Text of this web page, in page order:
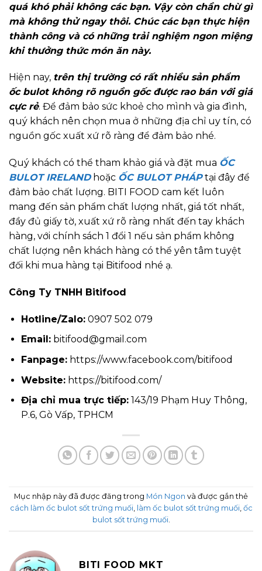
quá khó phải không các bạn. Vậy còn chần chừ gì
mà không thử ngay thôi. Chúc các bạn thực hiện
thành công và có những trải nghiệm ngon miệng
khi thưởng thức món ăn này.
Hiện nay, trên thị trường có rất nhiều sản phẩm
ốc bulot không rõ nguồn gốc được rao bán với giá
cực rẻ. Để đảm bảo sức khoẻ cho mình và gia đình,
quý khách nên chọn mua ở những địa chỉ uy tín, có
nguồn gốc xuất xứ rõ ràng để đảm bảo nhé.
Quý khách có thể tham khảo giá và đặt mua ỐC
BULOT IRELANDhoặc ỐC BULOT PHÁPtại đây để
đảm bảo chất lượng. BITI FOOD cam kết luôn
mang đến sản phẩm chất lượng nhất, giá tốt nhất,
đầy đủ giấy tờ, xuất xứ rõ ràng nhất đến tay khách
hàng, với chính sách 1 đổi 1 nếu sản phẩm không
chất lượng nên khách hàng có thể yên tâm tuyệt
đối khi mua hàng tại Bitifood nhé ạ.
Công Ty TNHH Bitifood
Hotline/Zalo:0907 502 079
Email:bitifood@gmail.com
Fanpage:https://www.facebook.com/bitifood
Website:https://bitifood.com/
Địa chỉ mua trực tiếp:143/19 Phạm Huy Thông,
P.6, Gò Vấp, TPHCM
Mục nhập này đã được đăng trong Món Ngon và được gắn thẻ
cách làm ốc bulot sốt trứng muối, làm ốc bulot sốt trứng muối, ốc
bulot sốt trứng muối.
BITI FOOD MKT